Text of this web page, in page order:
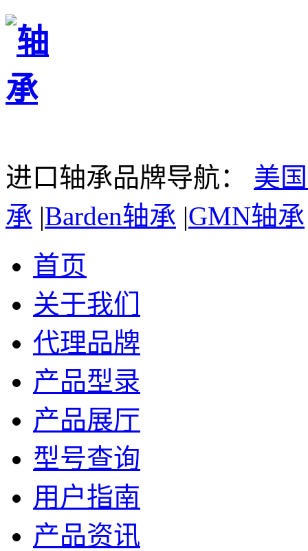
进口轴承品牌导航： 美
承 |Barden轴承 |GMN轴承
首页
关于我们
代理品牌
产品型录
产品展厅
型号查询
用户指南
产品资讯